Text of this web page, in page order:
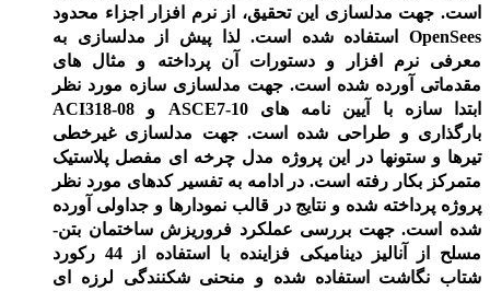
است. جهت مدل­سازی این تحقیق، از نرم ­افزار اجزاء محدود
OpenSees استفاده شده است. لذا پیش از مدل­سازی به
معرفی نرم­ افزار و دستورات آن پرداخته و مثال­ های
مقدماتی آورده شده است. جهت مدل­سازی سازه مورد نظر
ابتدا سازه با آیین ­نامه­ هایASCE7-10 و ACI318-08
بارگذاری و طراحی شده است. جهت مدل­سازی غیرخطی
تیرها و ستون­ها در این پروژه مدل چرخه ­ای مفصل پلاستیک
متمرکز بکار رفته است. در ادامه به تفسیر کدهای مورد نظر
پروژه پرداخته شده و نتایج در قالب نمودارها و جداولی آورده
شده است. جهت بررسی عملکرد فروریزش ساختمان بتن­
مسلح از آنالیز دینامیکی فزاینده با استفاده از 44 رکورد
شتاب­ نگاشت استفاده شده و منحنی شکنندگی لرزه ­ای